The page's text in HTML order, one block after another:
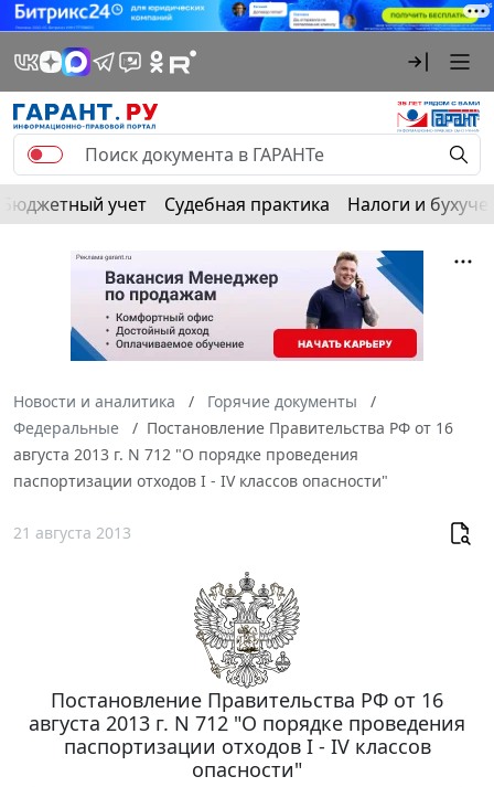
Бюджетный учет Судебная практика Налоги и
Новости и аналитика
Горячие документы
Федеральные
Постановление Правительства РФ от 16
августа 2013 г. N 712 "О порядке проведения
паспортизации отходов I - IV классов опасности"
21 августа 2013
Постановление Правительства РФ от 16
августа 2013 г. N 712 "О порядке проведения
паспортизации отходов I - IV классов
опасности"